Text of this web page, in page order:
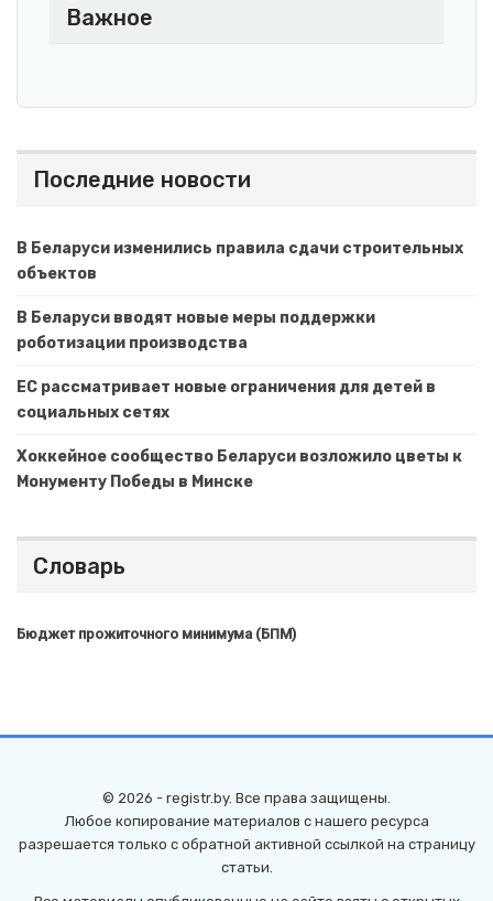
Важное
Последние новости
В Беларуси изменились правила сдачи строительных
объектов
В Беларуси вводят новые меры поддержки
роботизации производства
ЕС рассматривает новые ограничения для детей в
социальных сетях
Хоккейное сообщество Беларуси возложило цветы к
Монументу Победы в Минске
Словарь
Бюджет прожиточного минимума (БПМ)
© 2026 - registr.by. Все права защищены.
Любое копирование материалов с нашего ресурса
разрешается только с обратной активной ссылкой на страницу
статьи.